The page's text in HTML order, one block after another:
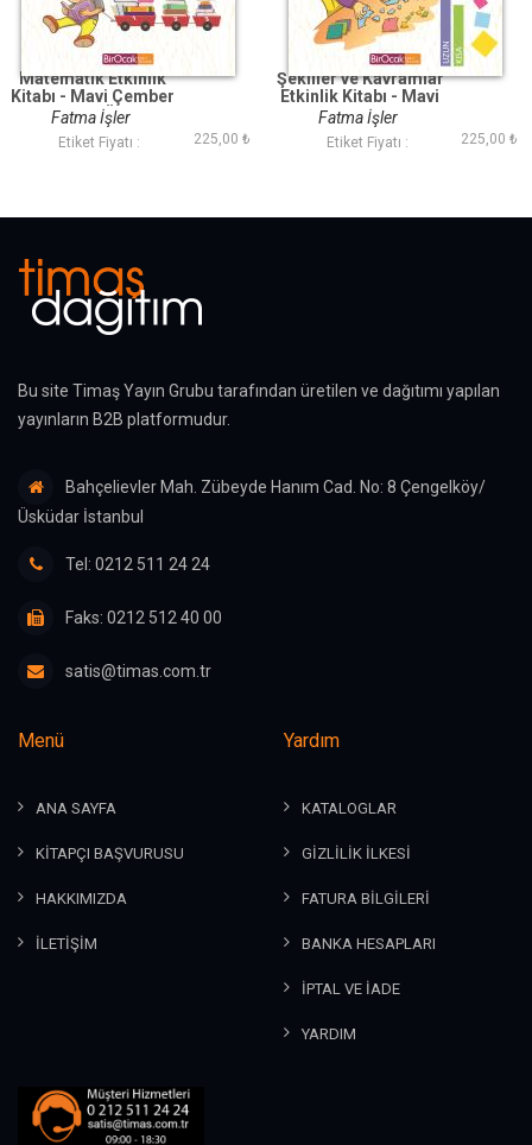
Matematik Etkinlik
Kitabı - Mavi Çember
(48 Ay ve Üzeri)
Fatma İşler
Etiket Fiyatı : 225,00 ₺
Şekiller ve Kavramlar
Etkinlik Kitabı - Mavi
Çember (48 Ay ve
Üzeri)
Fatma İşler
Etiket Fiyatı : 225,00 ₺
Bu site Timaş Yayın Grubu tarafından üretilen ve dağıtımı yapılan
yayınların B2B platformudur.
Bahçelievler Mah. Zübeyde Hanım Cad. No: 8 Çengelköy/
Üsküdar İstanbul
Tel: 0212 511 24 24
Faks: 0212 512 40 00
satis@timas.com.tr
Menü
ANA SAYFA
KİTAPÇI BAŞVURUSU
HAKKIMIZDA
İLETİŞİM
Yardım
KATALOGLAR
GİZLİLİK İLKESİ
FATURA BİLGİLERİ
BANKA HESAPLARI
İPTAL VE İADE
YARDIM